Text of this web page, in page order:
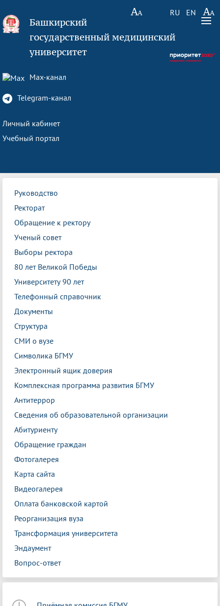
RU EN
Башкирский
государственный медицинский
университет
Max-канал
Telegram-канал
Личный кабинет
Учебный портал
Руководство
Ректорат
Обращение к ректору
Ученый совет
Выборы ректора
80 лет Великой Победы
Университету 90 лет
Телефонный справочник
Документы
Структура
СМИ о вузе
Символика БГМУ
Электронный ящик доверия
Комплексная программа развития БГМУ
Антитеррор
Сведения об образовательной организации
Абитуриенту
Обращение граждан
Фотогалерея
Карта сайта
Видеогалерея
Оплата банковской картой
Реорганизация вуза
Трансформация университета
Эндаумент
Вопрос-ответ